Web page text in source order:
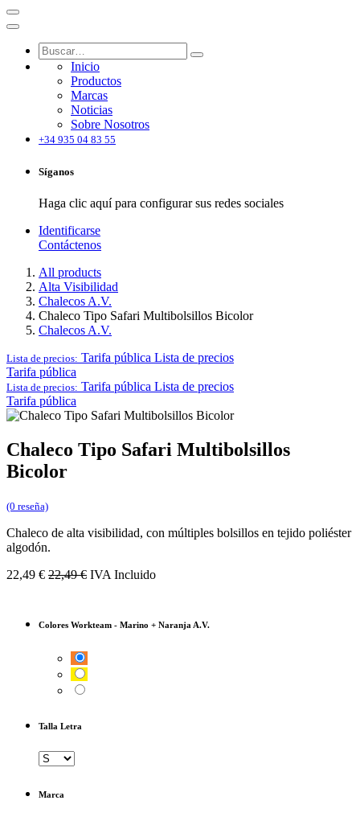
Inicio
Productos
Marcas
Noticias
Sobre Nosotros
+34 935 04 83 55
Síganos
Haga clic aquí para configurar sus redes sociales
Identificarse
Contáctenos
All products
Alta Visibilidad
Chalecos A.V.
Chaleco Tipo Safari Multibolsillos Bicolor
Chalecos A.V.
Lista de precios: Tarifa pública Lista de precios
Tarifa pública
Lista de precios: Tarifa pública Lista de precios
Tarifa pública
Chaleco Tipo Safari Multibolsillos
Bicolor
(0 reseña)
Chaleco de alta visibilidad, con múltiples bolsillos en tejido poliéster
algodón.
22,49 € 22,49€ IVA Incluido
Colores Workteam - Marino + Naranja A.V.
Talla Letra
Marca